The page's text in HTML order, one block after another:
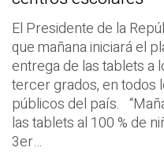
El Presidente de la
que mañana iniciará el
entrega de las tablets a
tercer grados, en todos
públicos del país.
las tablets al 100 % de
3er…